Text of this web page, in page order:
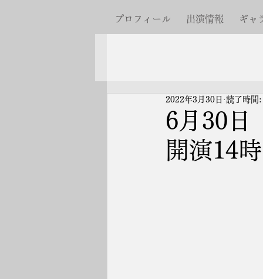
プロフィール 出演情報 ギャ
6月30日
開演14時
2022年3月30日 読了時間